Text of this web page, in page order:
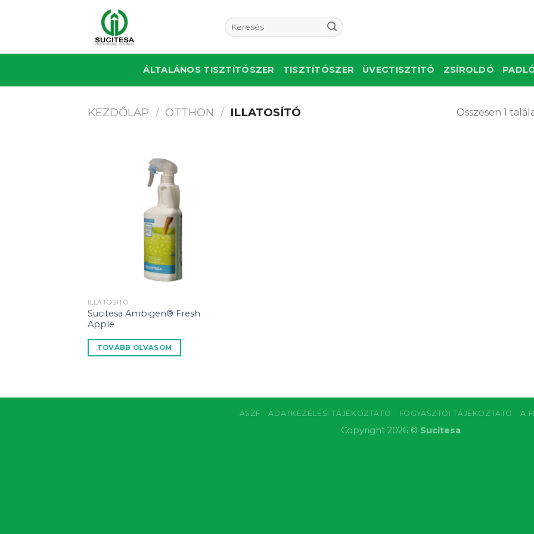
Keresés
a
ÁLTALÁNOS TISZTÍTÓSZER TISZTÍTÓSZER ÜVEGTISZTÍTÓ ZSÍROLDÓ
KEZDŐLAP / OTTHON / ILLATOSÍTÓ Összesen 1
Kedvencekhez
ILLATOSÍTÓ
Sucitesa Ambigen® Fresh
Apple
TOVÁBB OLVASOM
ÁSZF ADATKEZELÉSI TÁJÉKOZTATÓ FOGYASZTÓI TÁJÉKOZTATÓ A
Copyright 2026 © Sucitesa